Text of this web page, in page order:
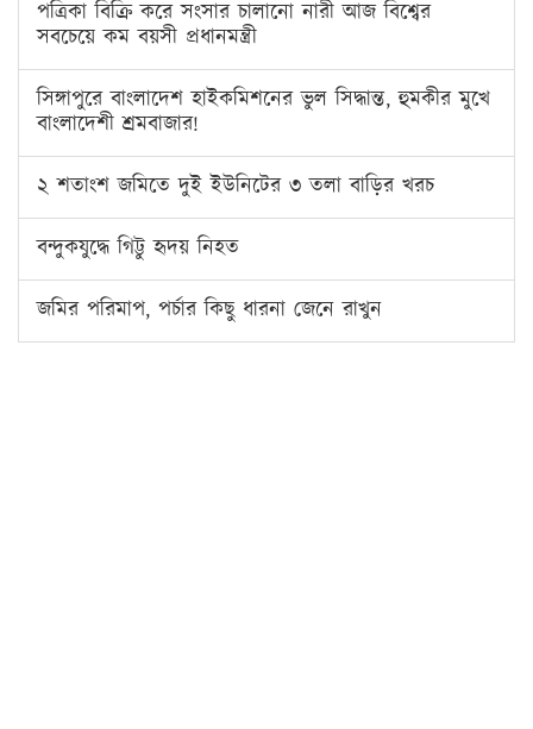
পত্রিকা বিক্রি করে সংসার চালানো নারী আজ বিশ্বের
সবচেয়ে কম বয়সী প্রধানমন্ত্রী
সিঙ্গাপুরে বাংলাদেশ হাইকমিশনের ভুল সিদ্ধান্ত, হুমকীর মুখে
বাংলাদেশী শ্রমবাজার!
২ শতাংশ জমিতে দুই ইউনিটের ৩ তলা বাড়ির খরচ
বন্দুকযুদ্ধে গিট্টু হৃদয় নিহত
জমির পরিমাপ, পর্চার কিছু ধারনা জেনে রাখুন